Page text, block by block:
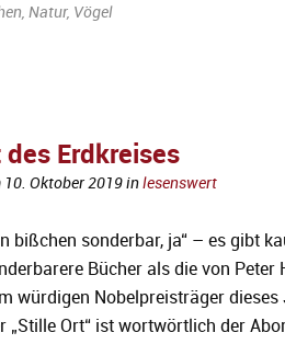
, Natur, Vögel
Erdkreises
10. Oktober 2019inlesenswert
bißchen sonderbar, ja“ – es gibt
Bücher als die von Peter
würdigen Nobelpreisträger dieses
„Stille Ort“ ist wortwörtlich der